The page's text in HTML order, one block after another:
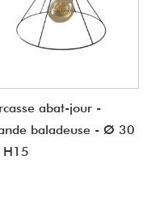
abat-jour -
baladeuse - Ø 30
H15